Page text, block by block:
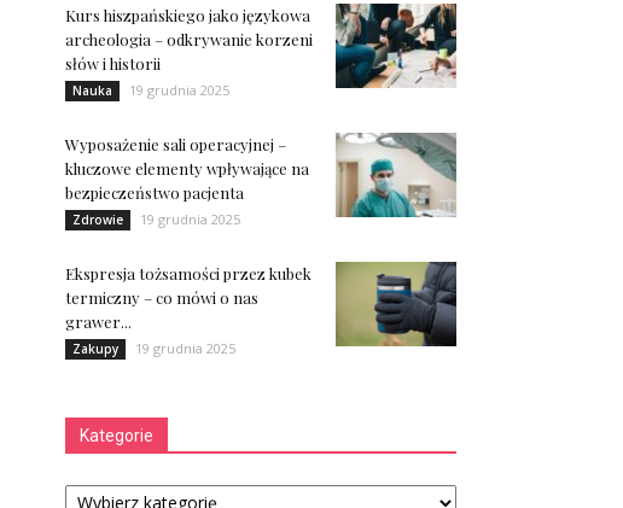
Kurs hiszpańskiego jako językowa
archeologia – odkrywanie korzeni
słów i historii
Nauka 19 grudnia 2025
Wyposażenie sali operacyjnej –
kluczowe elementy wpływające na
bezpieczeństwo pacjenta
Zdrowie 19 grudnia 2025
Ekspresja tożsamości przez kubek
termiczny – co mówi o nas
grawer...
Zakupy 19 grudnia 2025
Kategorie
Kategorie